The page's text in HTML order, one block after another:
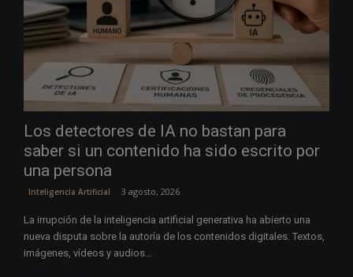
Los detectores de IA no bastan para
saber si un contenido ha sido escrito por
una persona
Inteligencia Artificial 3 agosto, 2026
La irrupción de la inteligencia artificial generativa ha abierto una
nueva disputa sobre la autoría de los contenidos digitales. Textos,
imágenes, vídeos y audios...